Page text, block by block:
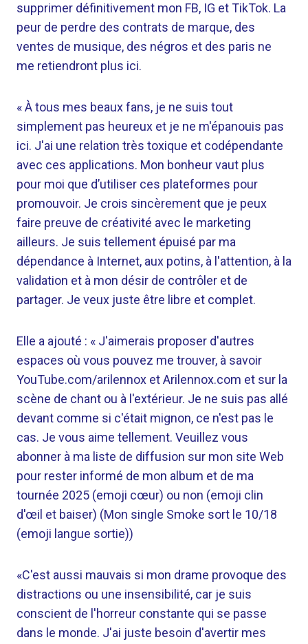
supprimer définitivement mon FB, IG et TikTok. La
peur de perdre des contrats de marque, des
ventes de musique, des négros et des paris ne
me retiendront plus ici.
« À tous mes beaux fans, je ne suis tout
simplement pas heureux et je ne m'épanouis pas
ici. J'ai une relation très toxique et codépendante
avec ces applications. Mon bonheur vaut plus
pour moi que d’utiliser ces plateformes pour
promouvoir. Je crois sincèrement que je peux
faire preuve de créativité avec le marketing
ailleurs. Je suis tellement épuisé par ma
dépendance à Internet, aux potins, à l'attention, à la
validation et à mon désir de contrôler et de
partager. Je veux juste être libre et complet.
Elle a ajouté : « J'aimerais proposer d'autres
espaces où vous pouvez me trouver, à savoir
YouTube.com/arilennox et Arilennox.com et sur la
scène de chant ou à l'extérieur. Je ne suis pas allé
devant comme si c'était mignon, ce n'est pas le
cas. Je vous aime tellement. Veuillez vous
abonner à ma liste de diffusion sur mon site Web
pour rester informé de mon album et de ma
tournée 2025 (emoji cœur) ou non (emoji clin
d'œil et baiser) (Mon single Smoke sort le 10/18
(emoji langue sortie))
«C'est aussi mauvais si mon drame provoque des
distractions ou une insensibilité, car je suis
conscient de l'horreur constante qui se passe
dans le monde. J'ai juste besoin d'avertir mes